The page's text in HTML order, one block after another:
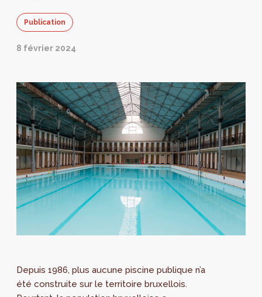
Publication
8 février 2024
Depuis 1986, plus aucune piscine publique n’a
été construite sur le territoire bruxellois.